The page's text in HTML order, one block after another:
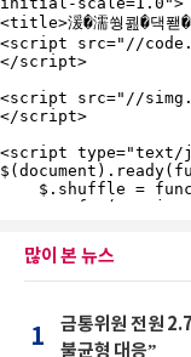
많이 본 뉴스
1
금통위원 전원
불균형 대응”